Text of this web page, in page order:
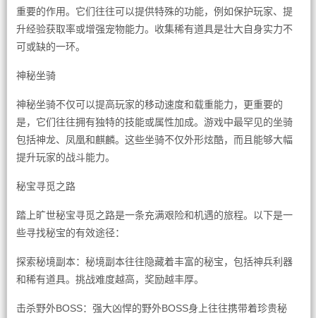
重要的作用。它们往往可以提供特殊的功能，例如保护玩家、提
升经验获取率或增强宠物能力。收集稀有道具是壮大自身实力不
可或缺的一环。
神秘坐骑
神秘坐骑不仅可以提高玩家的移动速度和载重能力，更重要的
是，它们往往拥有独特的技能或属性加成。游戏中最罕见的坐骑
包括神龙、凤凰和麒麟。这些坐骑不仅外形炫酷，而且能够大幅
提升玩家的战斗能力。
秘宝寻觅之路
踏上旷世秘宝寻觅之路是一条充满艰险和机遇的旅程。以下是一
些寻找秘宝的有效途径：
探索秘境副本：秘境副本往往隐藏着丰富的秘宝，包括神兵利器
和稀有道具。挑战难度越高，奖励越丰厚。
击杀野外BOSS：强大凶悍的野外BOSS身上往往携带着珍贵秘